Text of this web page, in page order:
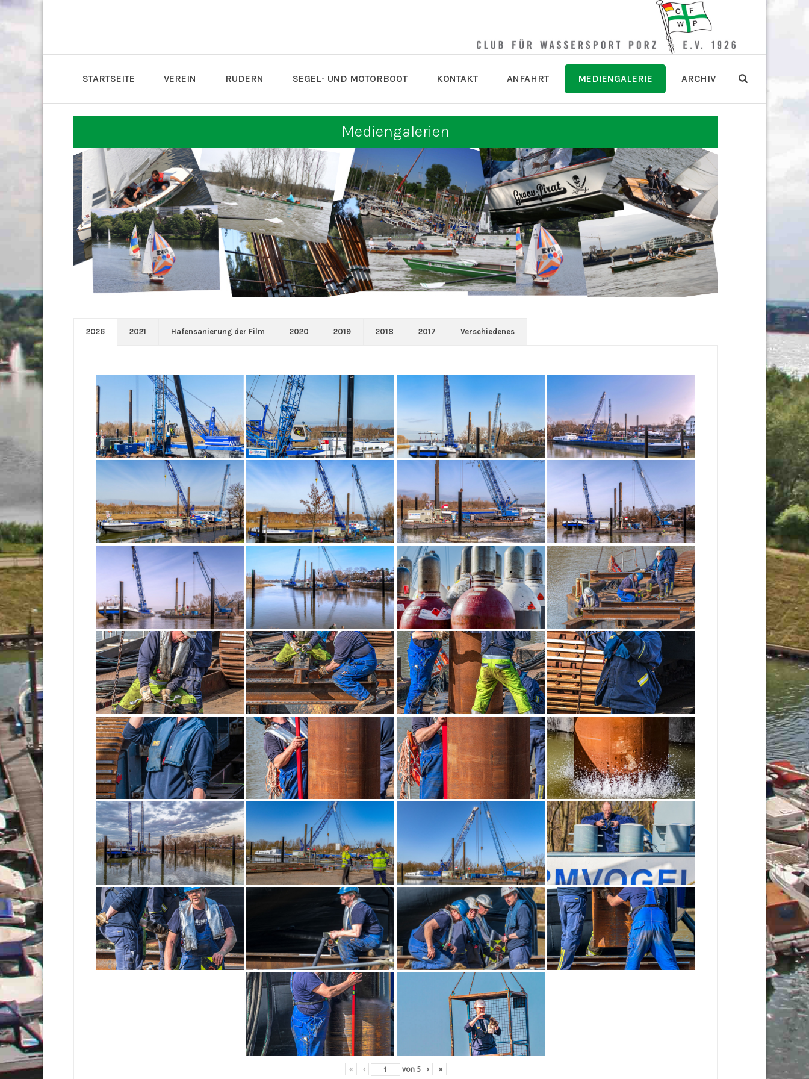
STARTSEITE VEREIN RUDERN SEGEL- UND MOTORBOOT KONTAKT ANFAHRT MEDIENGALERIE ARCHIV
Mediengalerien
2026 2021 Hafensanierung der Film 2020 2019 2018 2017 Verschiedenes
« ‹ von 5 › »